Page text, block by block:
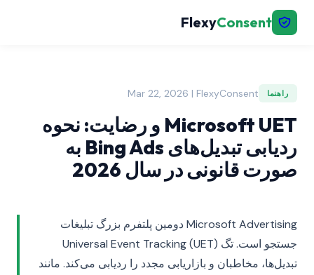
FlexyConsent
راهنما Mar 22, 2026 | FlexyConsent
Microsoft UET و رضایت: نحوه
ردیابی تبدیل‌های Bing Ads به
صورت قانونی در سال 2026
Microsoft Advertising دومین پلتفرم بزرگ تبلیغات
جستجو است. تگ Universal Event Tracking (UET)
تبدیل‌ها، مخاطبان و بازاریابی مجدد را ردیابی می‌کند. مانند